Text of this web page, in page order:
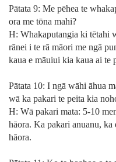
Pātata 9: Me pēhea te
ora me tōna mahi?
H: Whakaputangia ki tētahi
rānei i te rā māori me ngā
kaua e māuiui kia kaua ai te
Pātata 10: I ngā wāhi āhua
wā ka pakari te peita kia
H: Wā pakari mata: 5-10
hāora. Ka pakari anuanu,
hāora.